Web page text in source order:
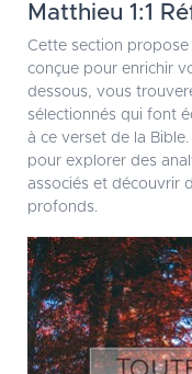
Matthieu 1:1
Cette section propose
conçue pour enrichir
dessous, vous
sélectionnés qui font
à ce verset de la
pour explorer des
associés et découvrir
profonds.